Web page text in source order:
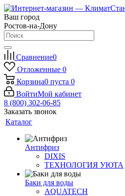
Ваш город
Ростов-на-Дону
Сравнение0
Отложенные 0
Корзина0 пуста 0
ВойтиМой кабинет
8 (800) 302-06-85
Заказать звонок
Каталог
Антифриз
DIXIS
ТЕХНОЛОГИЯ УЮТА
Баки для воды
AQUATECH